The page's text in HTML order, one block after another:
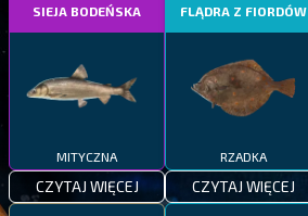
SIEJA BODEŃSKA
MITYCZNA
CZYTAJ WIĘCEJ
FLĄDRA Z FIORDÓW
RZADKA
CZYTAJ WIĘCEJ